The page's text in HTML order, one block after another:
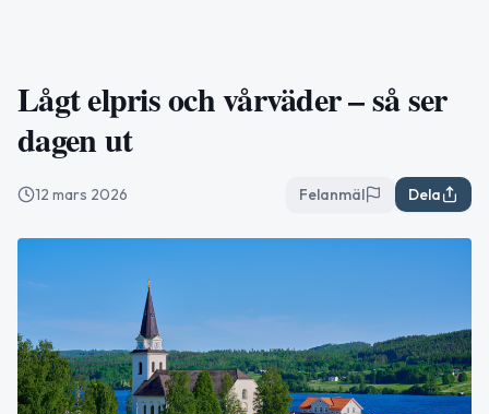
Lågt elpris och vårväder – så ser
dagen ut
12 mars 2026 Felanmäl Dela